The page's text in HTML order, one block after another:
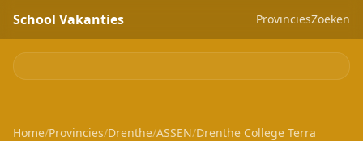
School Vakanties ProvinciesZoeken
Home/Provincies/Drenthe/ASSEN/Drenthe College Terra